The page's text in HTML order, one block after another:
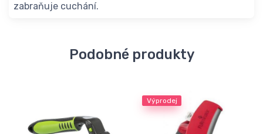
zabraňuje cuchání.
Podobné produkty
Výprodej